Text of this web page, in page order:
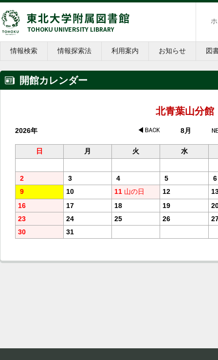
情報検索 情報探索法 利用案内 お知らせ 図
開館カレンダー
北青葉山分館
2026年 8月
日 月 火 水
2 3 4 5
6
9
10 11 山の日 12
16
17 18 19
23
24 25 26
30
31